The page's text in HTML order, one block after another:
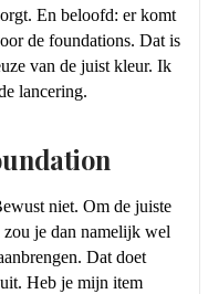
En beloofd: er komt
de foundations. Dat is
van de juist kleur. Ik
lancering.
zou je dan namelijk wel
Dat doet
Heb je mijn item